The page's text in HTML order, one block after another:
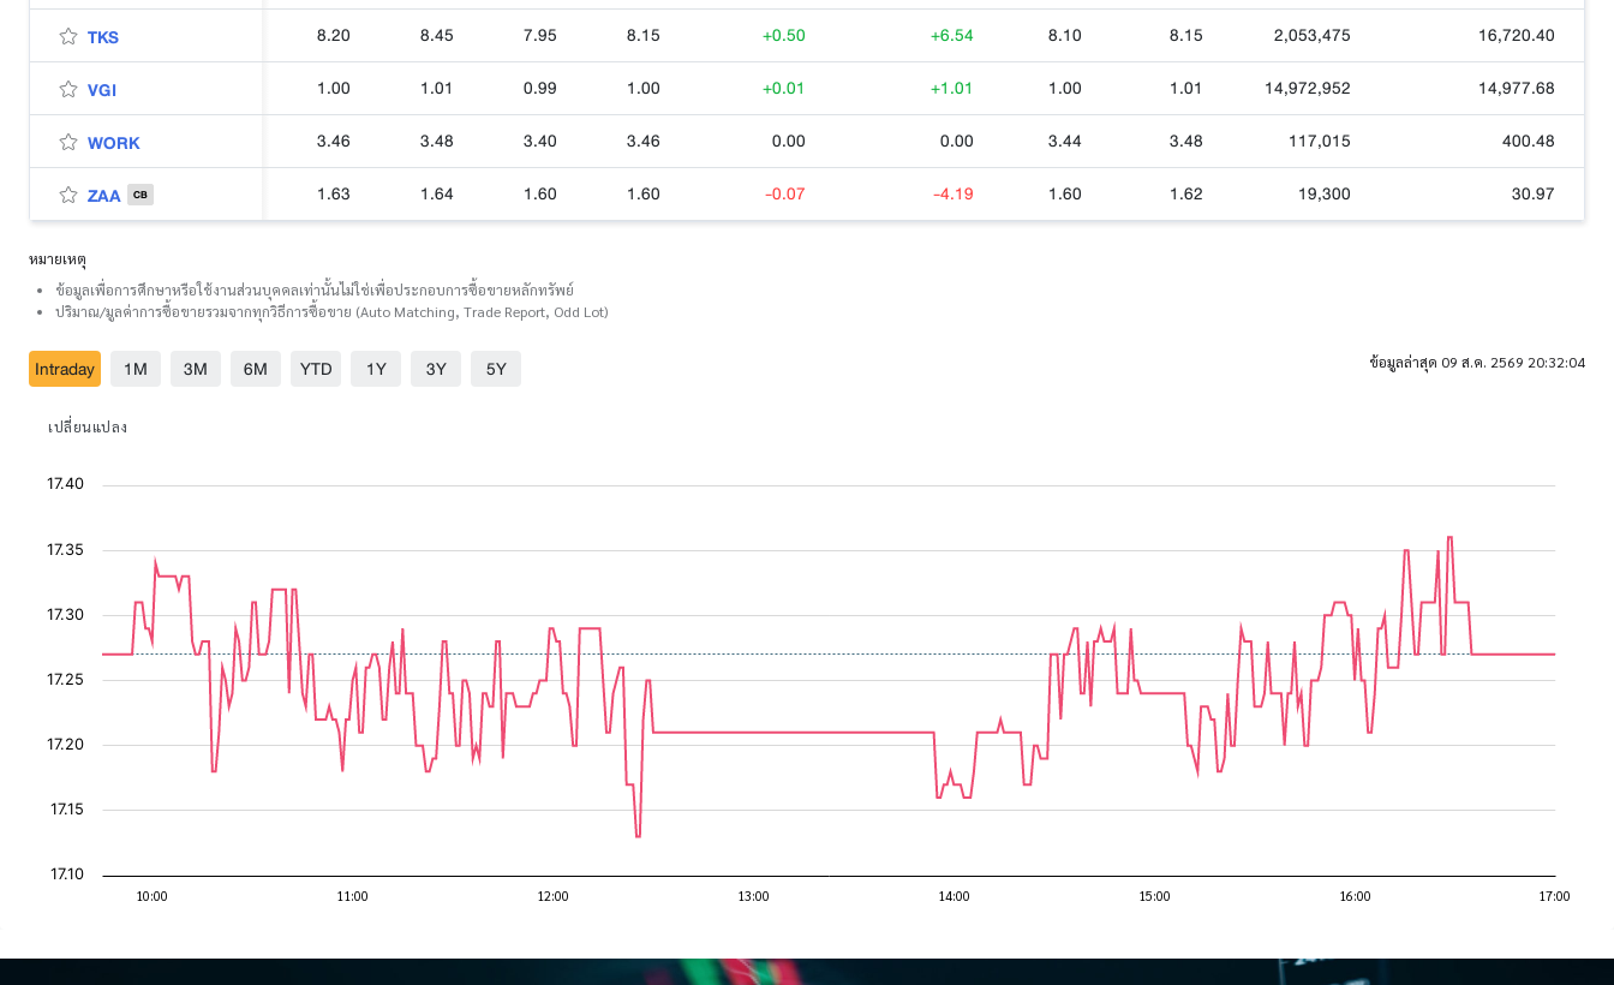
TKS
8.20 8.45 7.95 8.15 +0.50 +6.54 8.10 8.15 2,053,475
16,720.40
VGI
1.00 1.01 0.99 1.00 +0.01 +1.01 1.00 1.01 14,972,952
14,977.68
WORK
3.46 3.48 3.40 3.46 0.00 0.00 3.44 3.48 117,015
400.48
ZAA
CB 1.63 1.64 1.60 1.60 -0.07 -4.19 1.60 1.62 19,300 30.97
หมายเหตุ
ข้อมูลเพื่อการศึกษาหรือใช้งานส่วนบุคคลเท่านั้นไม่ใช่เพื่อประกอบการซื้อขายหลักทรัพย์
ปริมาณ/มูลค่าการซื้อขายรวมจากทุกวิธีการซื้อขาย (Auto Matching, Trade Report, Odd Lot)
Intraday 1M 3M 6M YTD 1Y 3Y 5Y ข้อมูลล่าสุด 09 ส.ค. 2569 20:32:04
เปลี่ยนแปลง